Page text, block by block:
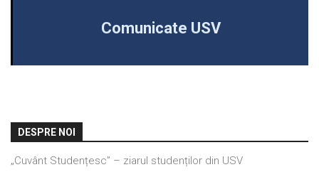
Comunicate USV
DESPRE NOI
„Cuvânt Studențesc” – ziarul studenților din USV